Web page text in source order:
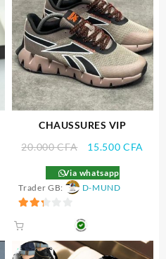
10.000 CFA.
CHAUSSURES VIP
20.000CFA
Le
initial
était :
15.500CFA
Via whatsapp
Trader GB:
D-MUND
sur 5